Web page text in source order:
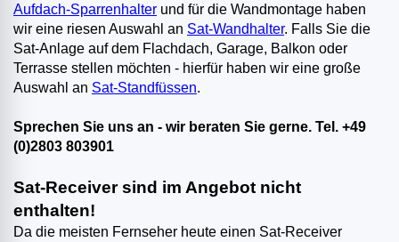
Aufdach-Sparrenhalter und für die Wandmontage haben
wir eine riesen Auswahl an Sat-Wandhalter. Falls Sie die
Sat-Anlage auf dem Flachdach, Garage, Balkon oder
Terrasse stellen möchten - hierfür haben wir eine große
Auswahl an Sat-Standfüssen.
Sprechen Sie uns an - wir beraten Sie gerne. Tel. +49
(0)2803 803901
Sat-Receiver sind im Angebot nicht
enthalten!
Da die meisten Fernseher heute einen Sat-Receiver